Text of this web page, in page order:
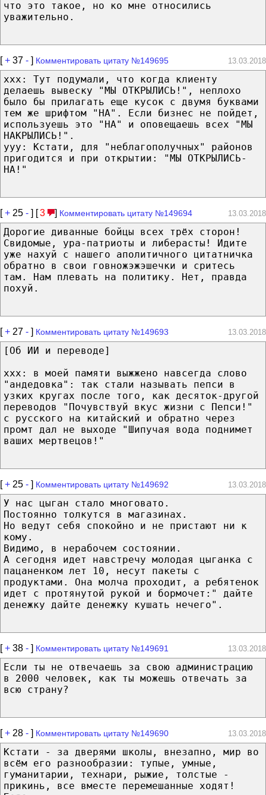
что это такое, но ко мне относились
уважительно.
[+ 37 - ] Комментировать цитату №149695 13.03.2018
xxx: Тут подумали, что когда клиенту
делаешь вывеску "МЫ ОТКРЫЛИСЬ!", неплохо
было бы прилагать еще кусок с двумя буквами
тем же шрифтом "НА". Если бизнес не пойдет,
используешь это "НА" и оповещаешь всех "МЫ
НАКРЫЛИСЬ!".
yyy: Кстати, для "неблагополучных" районов
пригодится и при открытии: "МЫ ОТКРЫЛИСЬ-
НА!"
[+ 25 - ] [3 ] Комментировать цитату №149694 13.03.2018
Дорогие диванные бойцы всех трёх сторон!
Свидомые, ура-патриоты и либерасты! Идите
уже нахуй с нашего аполитичного цитатничка
обратно в свои говножэжэшечки и сритесь
там. Нам плевать на политику. Нет, правда
похуй.
[+ 27 - ] Комментировать цитату №149693 13.03.2018
[Об ИИ и переводе]
xxx: в моей памяти выжжено навсегда слово
"андедовка": так стали называть пепси в
узких кругах после того, как десяток-другой
переводов "Почувствуй вкус жизни с Пепси!"
с русского на китайский и обратно через
промт дал не выходе "Шипучая вода поднимет
ваших мертвецов!"
[+ 25 - ] Комментировать цитату №149692 13.03.2018
У нас цыган стало многовато.
Постоянно толкутся в магазинах.
Но ведут себя спокойно и не пристают ни к
кому.
Видимо, в нерабочем состоянии.
А сегодня идет навстречу молодая цыганка с
пацаненком лет 10, несут пакеты с
продуктами. Она молча проходит, а ребятенок
идет с протянутой рукой и бормочет:" дайте
денежку дайте денежку кушать нечего".
[+ 38 - ] Комментировать цитату №149691 13.03.2018
Если ты не отвечаешь за свою администрацию
в 2000 человек, как ты можешь отвечать за
всю страну?
[+ 28 - ] Комментировать цитату №149690 13.03.2018
Кстати - за дверями школы, внезапно, мир во
всём его разнообразии: тупые, умные,
гуманитарии, технари, рыжие, толстые -
прикинь, все вместе перемешанные ходят!